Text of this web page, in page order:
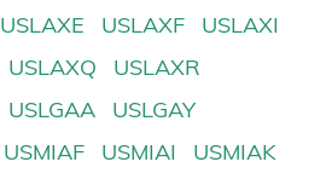
USLAXE USLAXF
USLAXI
USLAXQ
USLAXR
USLGAA
USLGAY
USMIAF USMIAI
USMIAK